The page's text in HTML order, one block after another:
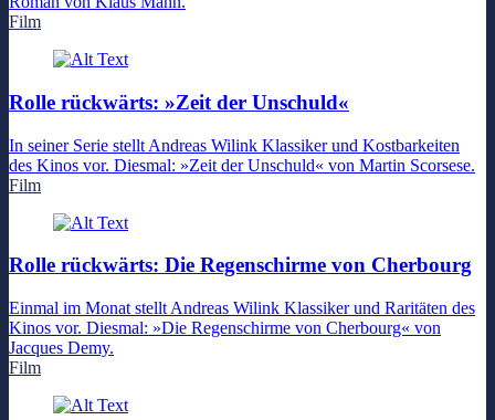
Film
Rolle rückwärts: »Zeit der Unschuld«
In seiner Serie stellt Andreas Wilink Klassiker und Kostbarkeiten
des Kinos vor. Diesmal: »Zeit der Unschuld« von Martin Scorsese.
Film
Rolle rückwärts: Die Regenschirme von Cherbourg
Einmal im Monat stellt Andreas Wilink Klassiker und Raritäten des
Kinos vor. Diesmal: »Die Regenschirme von Cherbourg« von
Jacques Demy.
Film